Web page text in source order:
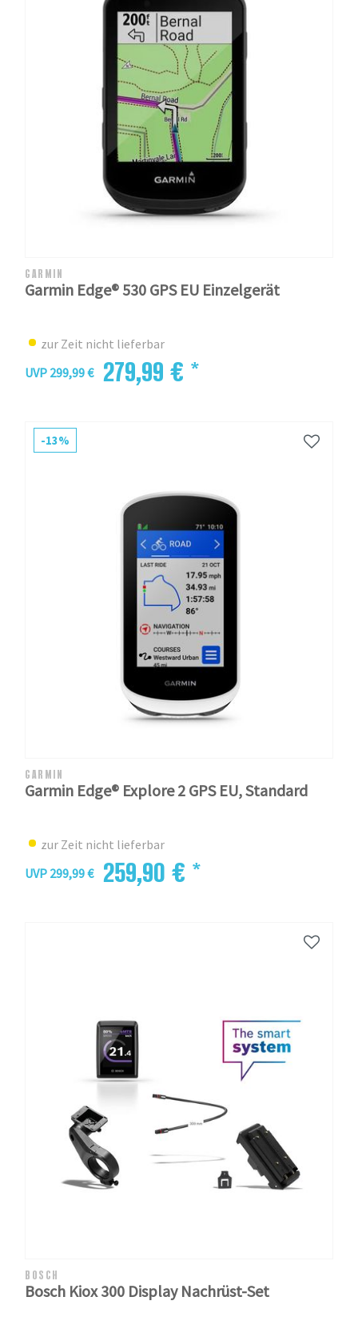
GARMIN
Garmin Edge® 530 GPS EU Einzelgerät
zur Zeit nicht lieferbar
UVP 299,99 € 279,99 € *
-13%
GARMIN
Garmin Edge® Explore 2 GPS EU, Standard
zur Zeit nicht lieferbar
UVP 299,99 € 259,90 € *
BOSCH
Bosch Kiox 300 Display Nachrüst-Set